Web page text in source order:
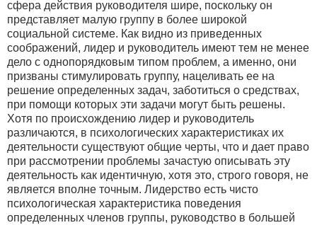
сфера действия руководителя шире, поскольку он
представляет малую группу в более широкой
социальной системе. Как видно из приведенных
соображений, лидер и руководитель имеют тем не менее
дело с однопорядковым типом проблем, а именно, они
призваны стимулировать группу, нацеливать ее на
решение определенных задач, заботиться о средствах,
при помощи которых эти задачи могут быть решены.
Хотя по происхождению лидер и руководитель
различаются, в психологических характеристиках их
деятельности существуют общие черты, что и дает право
при рассмотрении проблемы зачастую описывать эту
деятельность как идентичную, хотя это, строго говоря, не
является вполне точным. Лидерство есть чисто
психологическая характеристика поведения
определенных членов группы, руководство в большей